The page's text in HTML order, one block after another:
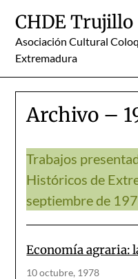
content
CHDE Trujillo
Asociación Cultural
Extremadura
Archivo –
Trabajos
Históricos de
septiembre de
Economía agraria:
10 octubre, 1978